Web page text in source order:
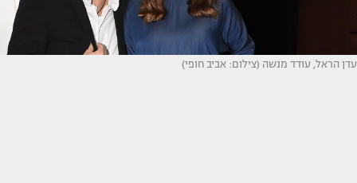
עדן הראל, עודד מנשה (צילום: אביב חופי)